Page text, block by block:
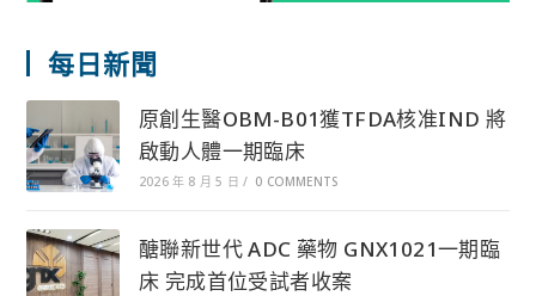
每日新聞
原創生醫OBM-B01獲TFDA核准IND 將
啟動人體一期臨床
2026 年 8 月 5 日 / 0 COMMENTS
醣聯新世代 ADC 藥物 GNX1021一期臨
床 完成首位受試者收案